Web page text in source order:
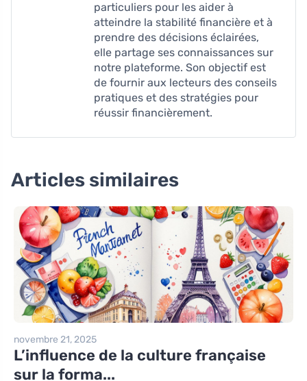
particuliers pour les aider à
atteindre la stabilité financière et à
prendre des décisions éclairées,
elle partage ses connaissances sur
notre plateforme. Son objectif est
de fournir aux lecteurs des conseils
pratiques et des stratégies pour
réussir financièrement.
Articles similaires
novembre 21, 2025
L’influence de la culture française
sur la forma...